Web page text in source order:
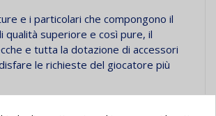
e i particolari che compongono il
qualità superiore e così pure, il
e tutta la dotazione di accessori
le richieste del giocatore più